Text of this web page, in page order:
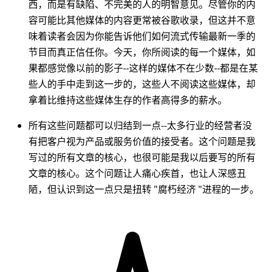
西，而是有缺陷、不完美的人的明智意见。尽管你的内
容可能比其他媒体的内容更常被谷歌收录，但这并不意
味着读者会因为你能告诉他们如何流式传输最新一季的
节目而真正信任你。今天，你所阅读的每一个媒体，如
果都感觉像以前的影子--这样的媒体不在少数--都是在某
些人的手中走到这一步的，这些人不阅读这些媒体，却
拿着比维持这些媒体生存的作者高得多的薪水。
所有这些问题都可以归结到一点--太多行业的经营者没
有把客户视为产品或服务价值的接受者。这个问题是我
写过的所有文章的核心，也很可能是我以后要写的所有
文章的核心。这个问题让人痛心疾首，也让人深感丑
陋，但认识到这一点只是扭转 "腐朽经济 "进程的一步。